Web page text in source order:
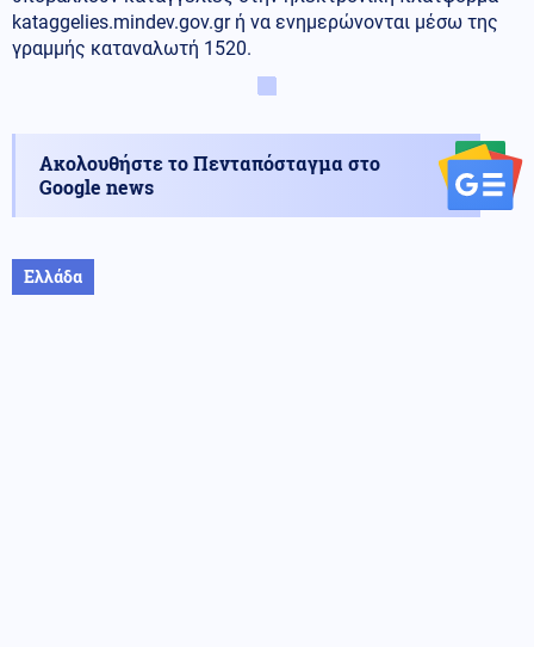
kataggelies.mindev.gov.gr ή να ενημερώνονται μέσω της
γραμμής καταναλωτή 1520.
Ακολουθήστε το Πενταπόσταγμα στο
Google news
Ελλάδα